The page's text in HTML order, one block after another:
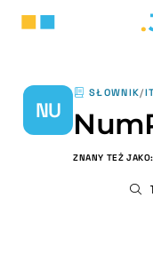
NU
SŁOWNIK/
ZNANY TEŻ JAKO: